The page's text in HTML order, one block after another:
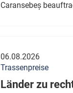
Caransebeș
06.08.2026
Trassenpreise
Länder zu